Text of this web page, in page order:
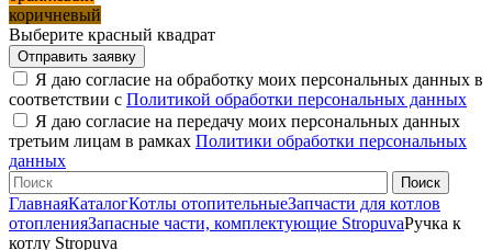
коричневый
Выберите красный квадрат
Я даю согласие на обработку моих персональных данных в
соответствии с Политикой обработки персональных данных
Я даю согласие на передачу моих персональных данных
третьим лицам в рамках Политики обработки персональных
данных
ГлавнаяКаталогКотлы отопительныеЗапчасти для котлов
отопленияЗапасные части, комплектующие StropuvaРучка к
котлу Stropuva